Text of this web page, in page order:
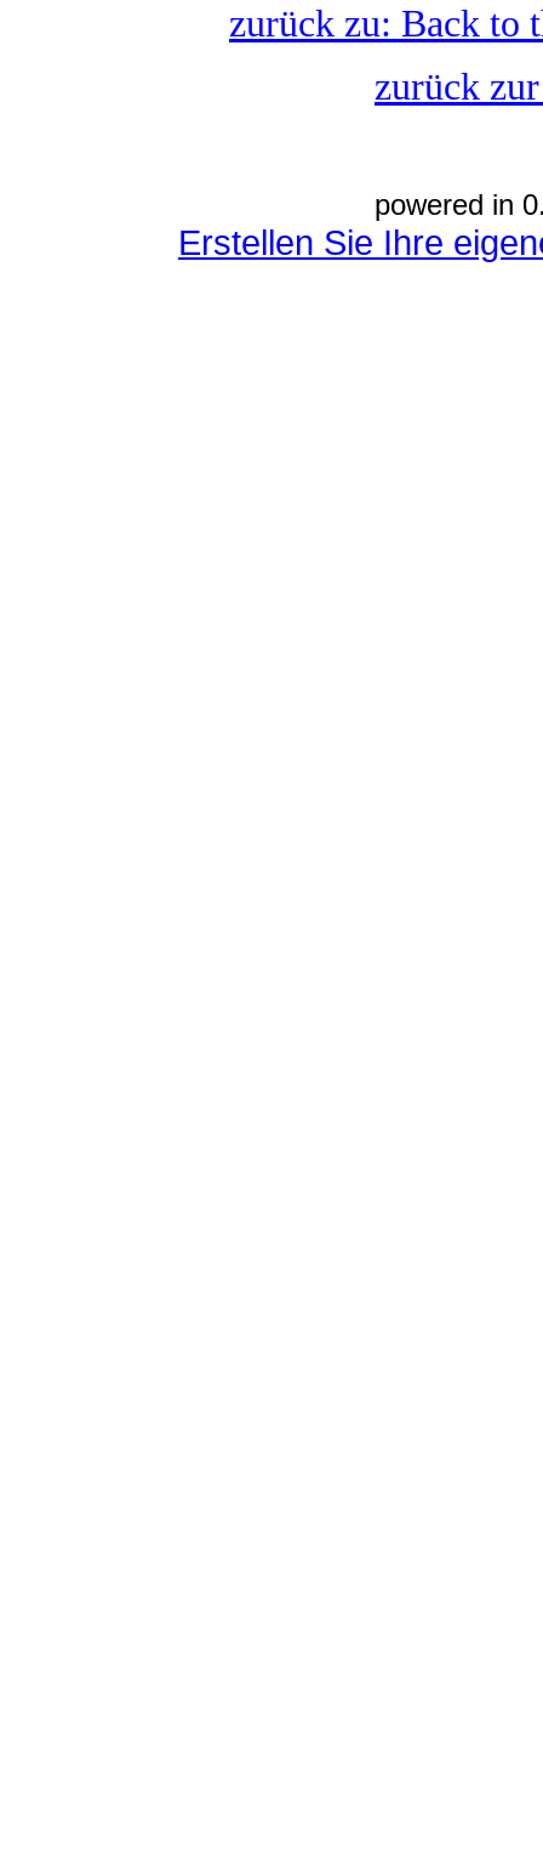
zurück zu: Back to
zurück
powered in
Erstellen Sie Ihre